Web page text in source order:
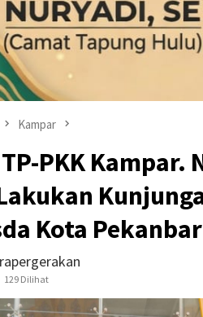
Kampar
PKK Kampar.
Kota
129 Dilihat